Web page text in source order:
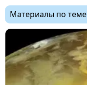
Материалы по теме